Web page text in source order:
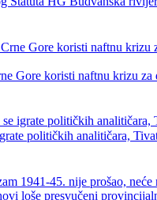
Gore koristi naftnu krizu za
političkih analitičara,